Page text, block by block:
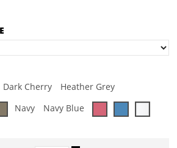
Dark Cherry
Heather Grey
Navy Navy Blue